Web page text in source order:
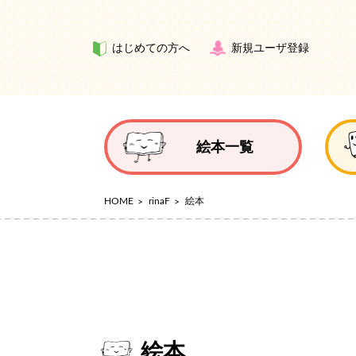
はじめての方へ 新規ユーザ登録
絵本一覧
HOME rinaF 絵本